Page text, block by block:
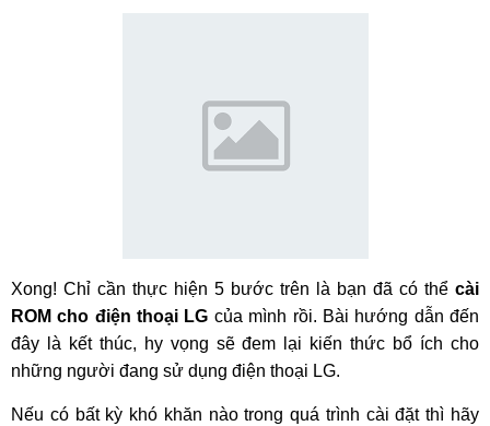
Xong! Chỉ cần thực hiện 5 bước trên là bạn đã có thể cài
ROM cho điện thoại LG của mình rồi. Bài hướng dẫn đến
đây là kết thúc, hy vọng sẽ đem lại kiến thức bổ ích cho
những người đang sử dụng điện thoại LG.
Nếu có bất kỳ khó khăn nào trong quá trình cài đặt thì hãy